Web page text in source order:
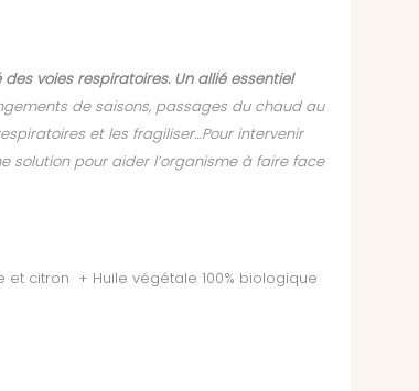
voies respiratoires. Un allié essentiel
de saisons, passages du chaud au
et les fragiliser…Pour intervenir
solution pour aider l’organisme à faire face
et citron + Huile végétale 100% biologique